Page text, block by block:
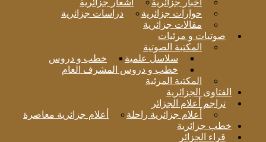
حوارات جزائرية
دراسات جزائرية
مقالات جزائرية
صوتيات و مرئيات
المكتبة الصوتية
سلاسل علمية
خطب و دروس
خطب و دروس المشرف العام
المكتبة المرئية
الفتاوى الجزائرية
تراجم أعلام الجزائر
أعلام جزائرية راحلة
أعلام جزائرية معاصرة
خطب جزائرية
قراء الجزائر